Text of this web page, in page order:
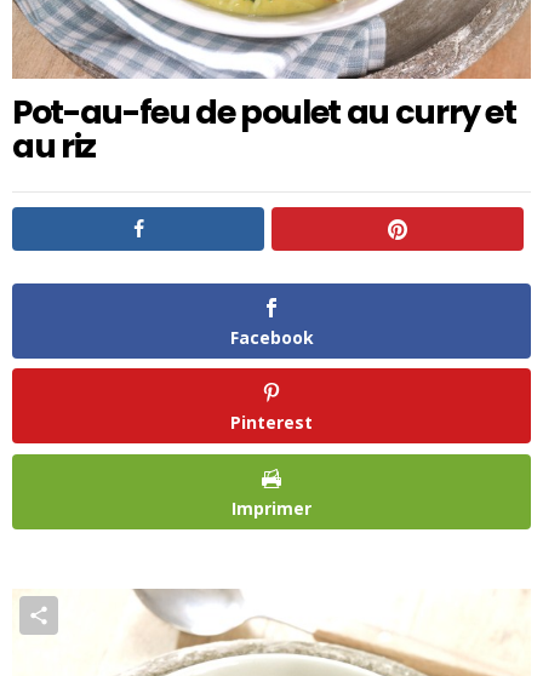
Pot-au-feu de poulet au curry et
au riz
Facebook
Pinterest
Imprimer